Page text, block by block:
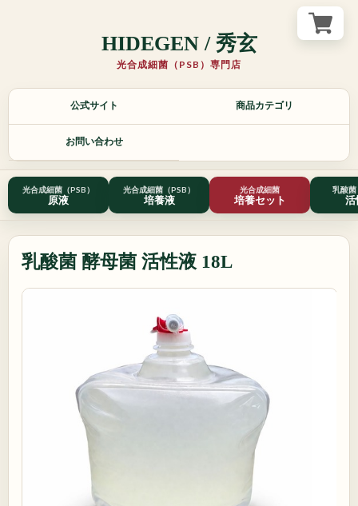
HIDEGEN / 秀玄
光合成細菌（PSB）専門店
光
細
菌
門
公式サイト 商品カテゴリ
お問い合わせ
光合成細菌（PSB）
原液
光合成細菌（PSB）
培養液
光合成細菌
培養セット
乳酸
活
乳酸菌 酵母菌 活性液 18L